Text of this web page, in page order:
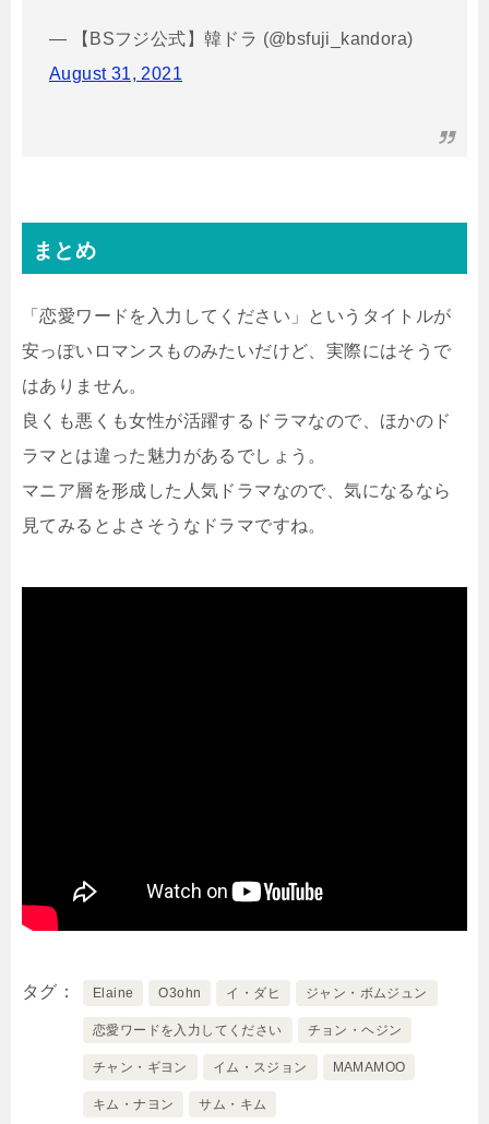
— 【BSフジ公式】韓ドラ (@bsfuji_kandora)
August 31, 2021
まとめ
「恋愛ワードを入力してください」というタイトルが
安っぽいロマンスものみたいだけど、実際にはそうで
はありません。
良くも悪くも女性が活躍するドラマなので、ほかのド
ラマとは違った魅力があるでしょう。
マニア層を形成した人気ドラマなので、気になるなら
見てみるとよさそうなドラマですね。
タグ Elaine O3ohn イ・ダヒ ジャン・ボムジュン
恋愛ワードを入力してください チョン・ヘジン
チャン・ギヨン イム・スジョン MAMAMOO
キム・ナヨン サム・キム